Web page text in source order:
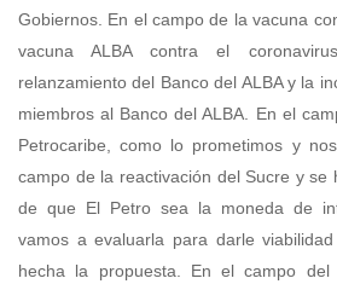
Gobiernos. En el campo de la vacuna
vacuna ALBA contra el
relanzamiento del Banco del ALBA y la
miembros al Banco del ALBA. En el
Petrocaribe, como lo prometimos y
campo de la reactivación del Sucre y se
de que El Petro sea la moneda de
vamos a evaluarla para darle
hecha la propuesta. En el campo